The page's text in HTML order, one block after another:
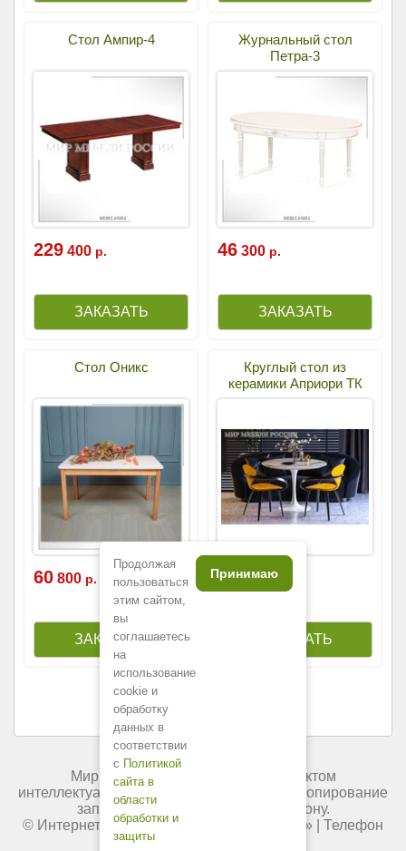
Стол Ампир-4
229 400 р.
Журнальный стол
Петра-3
46 300 р.
Стол Оникс
60 800 р.
Круглый стол из
керамики Априори ТК
125 000р.
Мир мебели России является объектом
интеллектуальной собственности. Любое копирование
запрещено и преследуется по закону.
© Интернет-магазин « Мир мебели России
» | Телефон
+7 (495) 227-84-45.
Продолжая
пользоваться
этим сайтом,
вы
соглашаетесь
на
использование
cookie и
обработку
данных в
соответствии
с Политикой
сайта в
области
обработки и
защиты
Принимаю